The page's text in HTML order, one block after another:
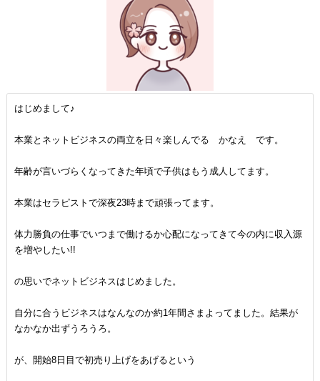
はじめまして♪
本業とネットビジネスの両立を日々楽しんでる かなえ です。
年齢が言いづらくなってきた年頃で子供はもう成人してます。
本業はセラピストで深夜23時まで頑張ってます。
体力勝負の仕事でいつまで働けるか心配になってきて今の内に収入源
を増やしたい!!
の思いでネットビジネスはじめました。
自分に合うビジネスはなんなのか約1年間さまよってました。結果が
なかなか出ずうろうろ。
が、開始8日目で初売り上げをあげるという